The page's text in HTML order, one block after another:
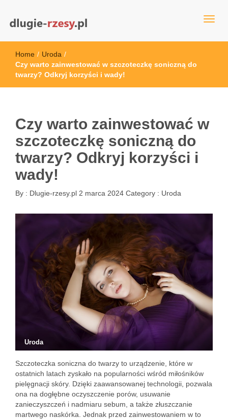
dlugie-rzesy.pl
Home / Uroda /
Czy warto zainwestować w szczoteczkę soniczną do
twarzy? Odkryj korzyści i wady!
Czy warto zainwestować w
szczoteczkę soniczną do
twarzy? Odkryj korzyści i
wady!
By : Dlugie-rzesy.pl 2 marca 2024 Category : Uroda
Uroda
Szczoteczka soniczna do twarzy to urządzenie, które w
ostatnich latach zyskało na popularności wśród miłośników
pielęgnacji skóry. Dzięki zaawansowanej technologii, pozwala
ona na dogłębne oczyszczenie porów, usuwanie
zanieczyszczeń i nadmiaru sebum, a także złuszczanie
martwego naskórka. Jednak przed zainwestowaniem w to